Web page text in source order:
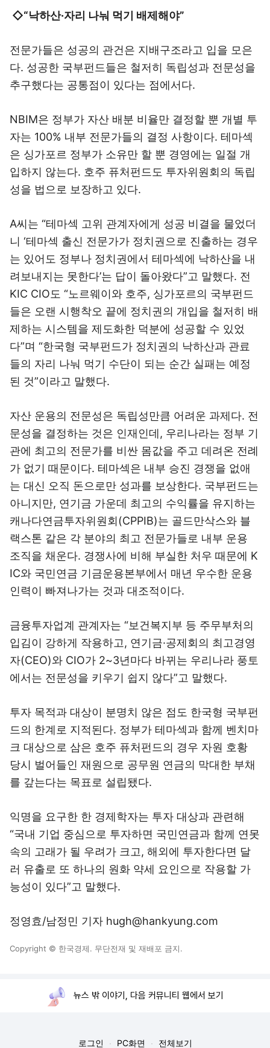
◇“낙하산·자리 나눠 먹기 배제해야”
전문가들은 성공의 관건은 지배구조라고 입을 모은
다. 성공한 국부펀드들은 철저히 독립성과 전문성을
추구했다는 공통점이 있다는 점에서다.
NBIM은 정부가 자산 배분 비율만 결정할 뿐 개별 투
자는 100% 내부 전문가들의 결정 사항이다. 테마섹
은 싱가포르 정부가 소유만 할 뿐 경영에는 일절 개
입하지 않는다. 호주 퓨처펀드도 투자위원회의 독립
성을 법으로 보장하고 있다.
A씨는 “테마섹 고위 관계자에게 성공 비결을 물었더
니 ‘테마섹 출신 전문가가 정치권으로 진출하는 경우
는 있어도 정부나 정치권에서 테마섹에 낙하산을 내
려보내지는 못한다’는 답이 돌아왔다”고 말했다. 전
KIC CIO도 “노르웨이와 호주, 싱가포르의 국부펀드
들은 오랜 시행착오 끝에 정치권의 개입을 철저히 배
제하는 시스템을 제도화한 덕분에 성공할 수 있었
다”며 “한국형 국부펀드가 정치권의 낙하산과 관료
들의 자리 나눠 먹기 수단이 되는 순간 실패는 예정
된 것”이라고 말했다.
자산 운용의 전문성은 독립성만큼 어려운 과제다. 전
문성을 결정하는 것은 인재인데, 우리나라는 정부 기
관에 최고의 전문가를 비싼 몸값을 주고 데려온 전례
가 없기 때문이다. 테마섹은 내부 승진 경쟁을 없애
는 대신 오직 돈으로만 성과를 보상한다. 국부펀드는
아니지만, 연기금 가운데 최고의 수익률을 유지하는
캐나다연금투자위원회(CPPIB)는 골드만삭스와 블
랙스톤 같은 각 분야의 최고 전문가들로 내부 운용
조직을 채운다. 경쟁사에 비해 부실한 처우 때문에 K
IC와 국민연금 기금운용본부에서 매년 우수한 운용
인력이 빠져나가는 것과 대조적이다.
금융투자업계 관계자는 “보건복지부 등 주무부처의
입김이 강하게 작용하고, 연기금·공제회의 최고경영
자(CEO)와 CIO가 2~3년마다 바뀌는 우리나라 풍토
에서는 전문성을 키우기 쉽지 않다”고 말했다.
투자 목적과 대상이 분명치 않은 점도 한국형 국부펀
드의 한계로 지적된다. 정부가 테마섹과 함께 벤치마
크 대상으로 삼은 호주 퓨처펀드의 경우 자원 호황
당시 벌어들인 재원으로 공무원 연금의 막대한 부채
를 갚는다는 목표로 설립됐다.
익명을 요구한 한 경제학자는 투자 대상과 관련해
“국내 기업 중심으로 투자하면 국민연금과 함께 연못
속의 고래가 될 우려가 크고, 해외에 투자한다면 달
러 유출로 또 하나의 원화 약세 요인으로 작용할 가
능성이 있다”고 말했다.
정영효/남정민 기자 hugh@hankyung.com
Copyright © 한국경제. 무단전재 및 재배포 금지.
뉴스 밖 이야기, 다음 커뮤니티 웹에서 보기
로그인 PC화면 전체보기